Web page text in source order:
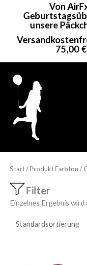
Von
unsere
75,00
Start/ Produkt Farbton /
Filter
Einzelnes Ergebnis